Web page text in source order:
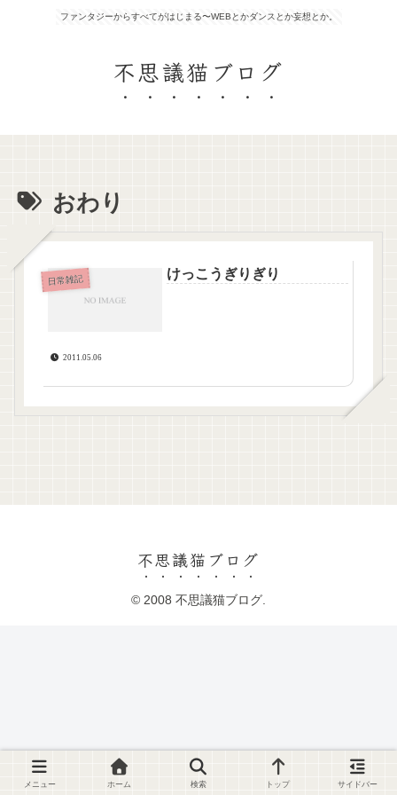
ファンタジーからすべてがはじまる〜WEBとかダンスとか妄想とか。
不思議猫ブログ
おわり
日常雑記 けっこうぎりぎり
2011.05.06
不思議猫ブログ
© 2008 不思議猫ブログ.
メニュー ホーム 検索 トップ サイドバー